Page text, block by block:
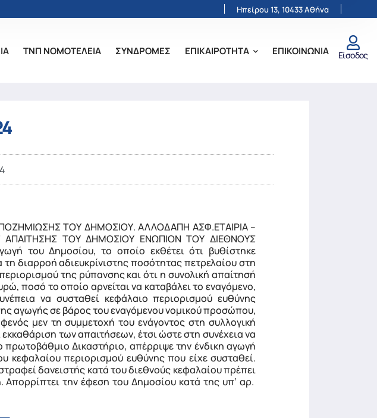
Ηπείρου 13, 10433 Αθήνα
ΤΝΠ ΝΟΜΟΤΕΛΕΙΑ ΣΥΝΔΡΟΜΕΣ ΕΠΙΚΑΙΡΟΤΗΤΑ ΕΠΙΚΟΙΝΩΝΙΑ Είσοδος
ΤΟΥ ΔΗΜΟΣΙΟΥ. ΑΛΛΟΔΑΠΗ ΑΣΦ.ΕΤΑΙΡΙΑ –
ΑΠΑΙΤΗΣΗΣ ΤΟΥ ΔΗΜΟΣΙΟΥ ΕΝΩΠΙΟΝ ΤΟΥ ΔΙΕΘΝΟΥΣ
του Δημοσίου, το οποίο εκθέτει ότι βυθίστηκε
διαρροή αδιευκρίνιστης ποσότητας πετρελαίου στη
της ρύπανσης και ότι η συνολική απαίτησή
ποσό το οποίο αρνείται να καταβάλει το εναγόμενο,
να συσταθεί κεφάλαιο περιορισμού ευθύνης
αγωγής σε βάρος του εναγόμενου νομικού προσώπου,
μεν τη συμμετοχή του ενάγοντος στη συλλογική
των απαιτήσεων, έτσι ώστε στη συνέχεια να
Δικαστήριο, απέρριψε την ένδικη αγωγή
περιορισμού ευθύνης που είχε συσταθεί.
δανειστής κατά του διεθνούς κεφαλαίου πρέπει
την έφεση του Δημοσίου κατά της υπ’ αρ.